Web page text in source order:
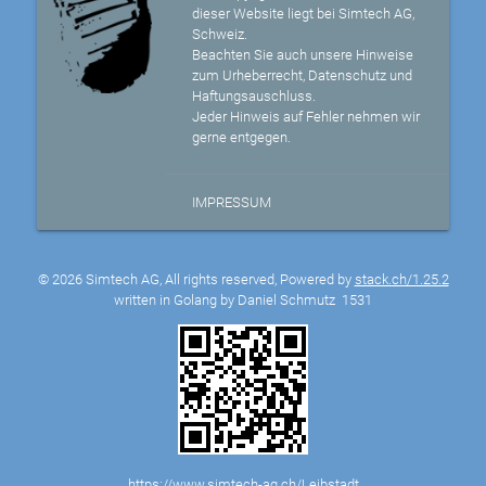
dieser Website liegt bei Simtech AG,
Schweiz.
Beachten Sie auch unsere Hinweise
zum Urheberrecht, Datenschutz und
Haftungsauschluss.
Jeder Hinweis auf Fehler nehmen wir
gerne entgegen.
IMPRESSUM
© 2026 Simtech AG, All rights reserved, Powered by stack.ch/1.25.2
written in Golang by Daniel Schmutz 1531